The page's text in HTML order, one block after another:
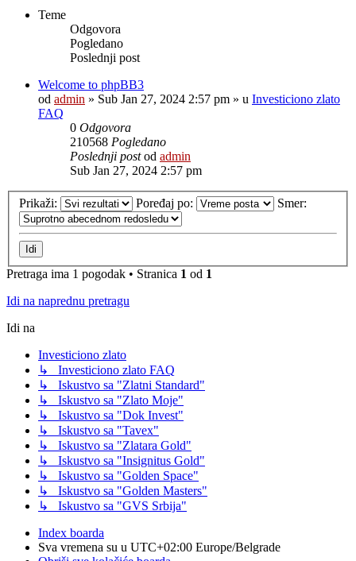
Teme
Odgovora
Pogledano
Poslednji post
Welcome to phpBB3
od admin » Sub Jan 27, 2024 2:57 pm » u Investiciono zlato
FAQ
0 Odgovora
210568 Pogledano
Poslednji postod admin
Sub Jan 27, 2024 2:57 pm
Prikaži: Poređaj po: Smer:
Pretraga ima 1 pogodak • Stranica 1 od 1
Idi na naprednu pretragu
Idi na
Investiciono zlato
↳ Investiciono zlato FAQ
↳ Iskustvo sa "Zlatni Standard"
↳ Iskustvo sa "Zlato Moje"
↳ Iskustvo sa "Dok Invest"
↳ Iskustvo sa "Tavex"
↳ Iskustvo sa "Zlatara Gold"
↳ Iskustvo sa "Insignitus Gold"
↳ Iskustvo sa "Golden Space"
↳ Iskustvo sa "Golden Masters"
↳ Iskustvo sa "GVS Srbija"
Index boarda
Sva vremena su u UTC+02:00 Europe/Belgrade